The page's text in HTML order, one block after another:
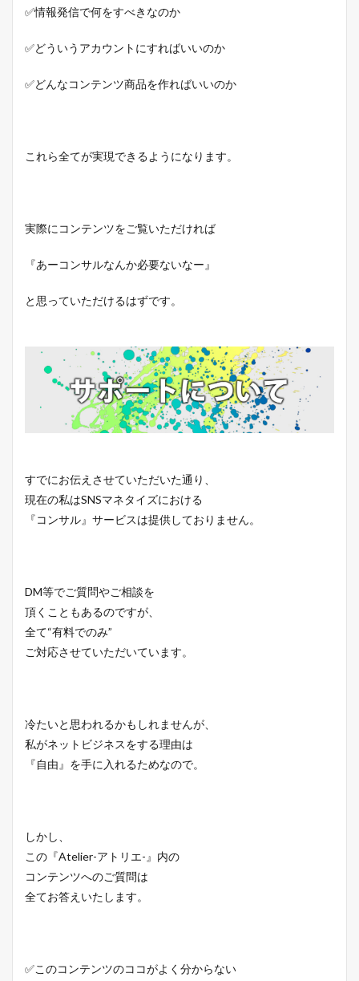
✅情報発信で何をすべきなのか
✅どういうアカウントにすればいいのか
✅どんなコンテンツ商品を作ればいいのか
これら全てが実現できるようになります。
実際にコンテンツをご覧いただければ
『あーコンサルなんか必要ないなー』
と思っていただけるはずです。
すでにお伝えさせていただいた通り、
現在の私はSNSマネタイズにおける
『コンサル』サービスは提供しておりません。
DM等でご質問やご相談を
頂くこともあるのですが、
全て“有料でのみ”
ご対応させていただいています。
冷たいと思われるかもしれませんが、
私がネットビジネスをする理由は
『自由』を手に入れるためなので。
しかし、
この『Atelier-アトリエ-』内の
コンテンツへのご質問は
全てお答えいたします。
✅このコンテンツのココがよく分からない